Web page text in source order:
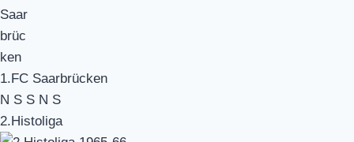
1.FC Saarbrücken
N S S N S
2.Histoliga